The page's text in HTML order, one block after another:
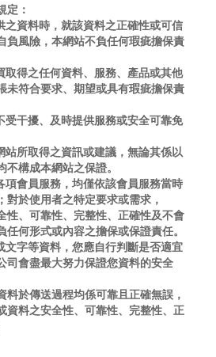
定：
之資料時，就該資料之正確性或可信
負風險，本網站不負任何瑕疵擔保責
取得之任何資料、服務、產品或其他
未符合要求、期望或具有瑕疵擔保責
受干擾、及時提供服務或安全可靠免
站所取得之資訊或建議，無論其係以
構成本網站之保證。
項會員服務，均僅依該會員服務當時
對於使用者之特定要求或需求，
性、可靠性、完整性、正確性及不會
何形式或內容之擔保或保證責任。
文字等資料，您應自行判斷是否適宜
司會盡最大努力保證您資料的安全
料於傳送過程均係可靠且正確無誤，
資料之安全性、可靠性、完整性、正